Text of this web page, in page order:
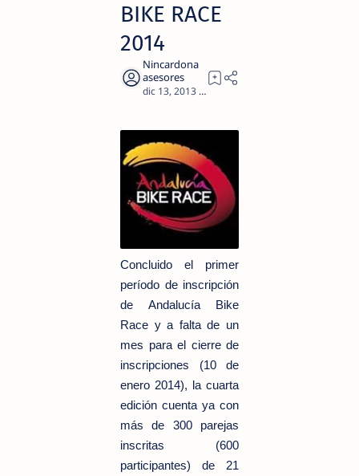
BIKE RACE
2014
1
Concluido el primer
período de inscripción
de Andalucía Bike
Race y a falta de un
mes para el cierre de
inscripciones (10 de
enero 2014), la cuarta
edición cuenta ya con
más de 300 parejas
inscritas (600
participantes) de 21